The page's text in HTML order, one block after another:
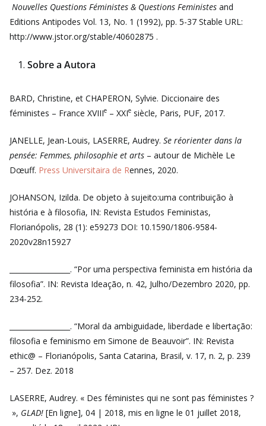
Nouvelles Questions Féministes & Questions Feministes and
Editions Antipodes Vol. 13, No. 1 (1992), pp. 5-37 Stable URL:
http://www.jstor.org/stable/40602875 .
Sobre a Autora
BARD, Christine, et CHAPERON, Sylvie. Diccionaire des
féministes – France XVIIIe – XXIe siècle, Paris, PUF, 2017.
JANELLE, Jean-Louis, LASERRE, Audrey. Se réorienter dans la
pensée: Femmes, philosophie et arts – autour de Michèle Le
Dœuff. Press Universitaira de Rennes, 2020.
JOHANSON, Izilda. De objeto à sujeito:uma contribuição à
história e à filosofia, IN: Revista Estudos Feministas,
Florianópolis, 28 (1): e59273 DOI: 10.1590/1806-9584-
2020v28n15927
_________________. “Por uma perspectiva feminista em história da
filosofia”. IN: Revista Ideação, n. 42, Julho/Dezembro 2020, pp.
234-252.
_________________. “Moral da ambiguidade, liberdade e libertação:
filosofia e feminismo em Simone de Beauvoir”. IN: Revista
ethic@ – Florianópolis, Santa Catarina, Brasil, v. 17, n. 2, p. 239
– 257. Dez. 2018
LASERRE, Audrey. « Des féministes qui ne sont pas féministes ?
», GLAD! [En ligne], 04 | 2018, mis en ligne le 01 juillet 2018,